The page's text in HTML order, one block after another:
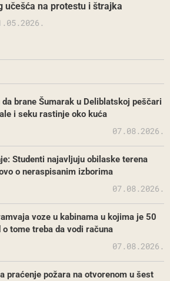
učešća na protestu i štrajka
brane Šumarak u Deliblatskoj peščari
i seku rastinje oko kuća
07.08.2026.
Studenti najavljuju obilaske terena
o neraspisanim izborima
07.08.2026.
voze u kabinama u kojima je 50
tome treba da vodi računa
07.08.2026.
praćenje požara na otvorenom u šest